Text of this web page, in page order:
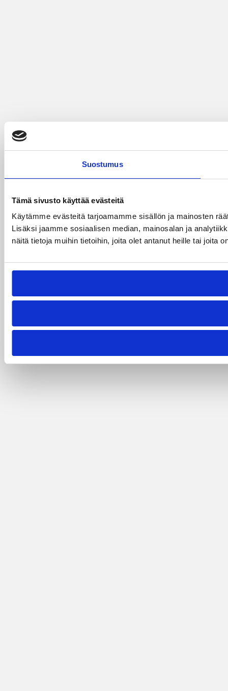
Suostumus
Tämä sivusto käyttää evästeitä
Käytämme evästeitä tarjoamamme sisällön ja mainosten
Lisäksi jaamme sosiaalisen median, mainosalan ja
näitä tietoja muihin tietoihin, joita olet antanut heille tai joita